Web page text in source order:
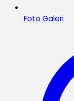
Foto Galeri